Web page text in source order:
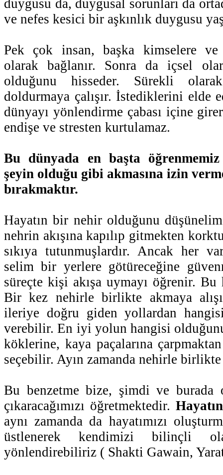
duygusu da, duygusal sorunları da
ve nefes kesici bir aşkınlık duygusu
Pek çok insan, başka kimselere ve
olarak bağlanır. Sonra da içsel
olduğunu hisseder. Sürekli
doldurmaya çalışır. İstediklerini elde
dünyayı yönlendirme çabası içine
endişe ve stresten kurtulamaz.
Bu dünyada en başta
şeyin olduğu gibi akmasına izin
bırakmaktır.
Hayatın bir nehir olduğunu
nehrin akışına kapılıp gitmekten
sıkıya tutunmuşlardır. Ancak her
selim bir yerlere götüreceğine
süreçte kişi akışa uymayı öğrenir.
Bir kez nehirle birlikte akmaya
ileriye doğru giden yollardan
verebilir. En iyi yolun hangisi
köklerine, kaya paçalarına
seçebilir. Ayın zamanda nehirle
Bu benzetme bize, şimdi ve burada
çıkaracağımızı öğretmektedir.
aynı zamanda da hayatımızı
üstlenerek kendimizi bilinçli
yönlendirebiliriz ( Shakti Gawain,